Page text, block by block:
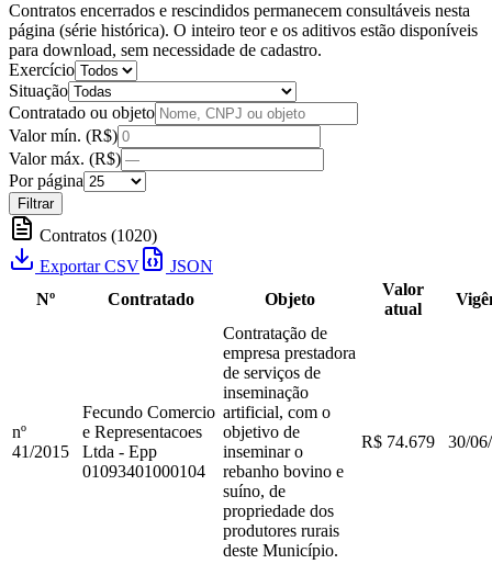
Contratos encerrados e rescindidos permanecem consultáveis nesta
página (série histórica). O inteiro teor e os aditivos estão disponíveis
para download, sem necessidade de cadastro.
Exercício
Situação
Contratado ou objeto
Valor mín. (R$)
Valor máx. (R$)
Por página
Filtrar
Contratos (1020)
Exportar CSV
JSON
Nº
Contratado Objeto
Valor
atual
nº
41/2015
Fecundo Comercio
e Representacoes
Ltda - Epp
01093401000104
Contratação de
empresa prestadora
de serviços de
inseminação
artificial, com o
objetivo de
inseminar o
rebanho bovino e
suíno, de
propriedade dos
produtores rurais
deste Município.
R$ 74.679 30/